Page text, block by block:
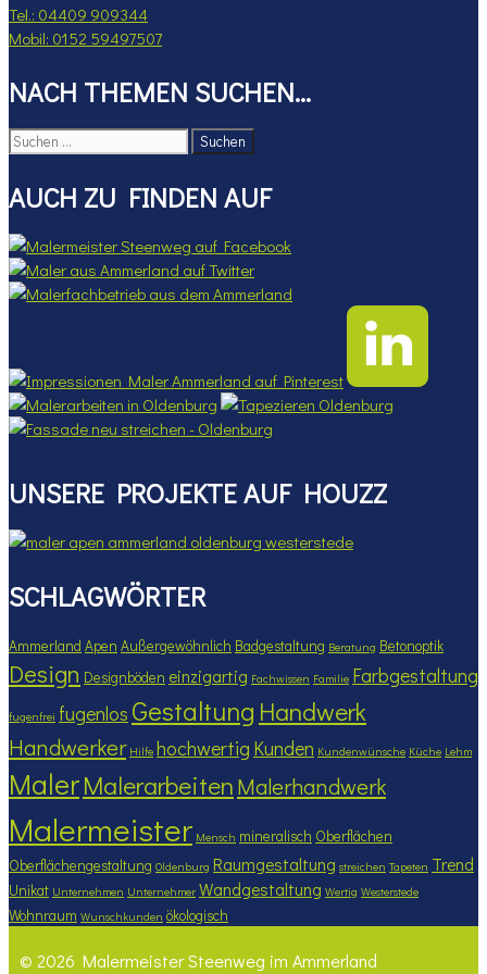
Tel.: 04409 909344
Mobil: 0152 59497507
NACH THEMEN SUCHEN…
Suchen
AUCH ZU FINDEN AUF
UNSERE PROJEKTE AUF HOUZZ
SCHLAGWÖRTER
Ammerland Apen Außergewöhnlich Badgestaltung Beratung Betonoptik
Design Designböden einzigartig Fachwissen Familie Farbgestaltung
fugenfrei fugenlos Gestaltung Handwerk
Handwerker Hilfe hochwertig Kunden Kundenwünsche Küche Lehm
MalerMalerarbeitenMalerhandwerk
Malermeister Mensch mineralisch Oberflächen
Oberflächengestaltung Oldenburg Raumgestaltung streichen Tapeten Trend
Unikat Unternehmen Unternehmer Wandgestaltung Wertig Westerstede
Wohnraum Wunschkunden ökologisch
© 2026 Malermeister Steenweg im Ammerland